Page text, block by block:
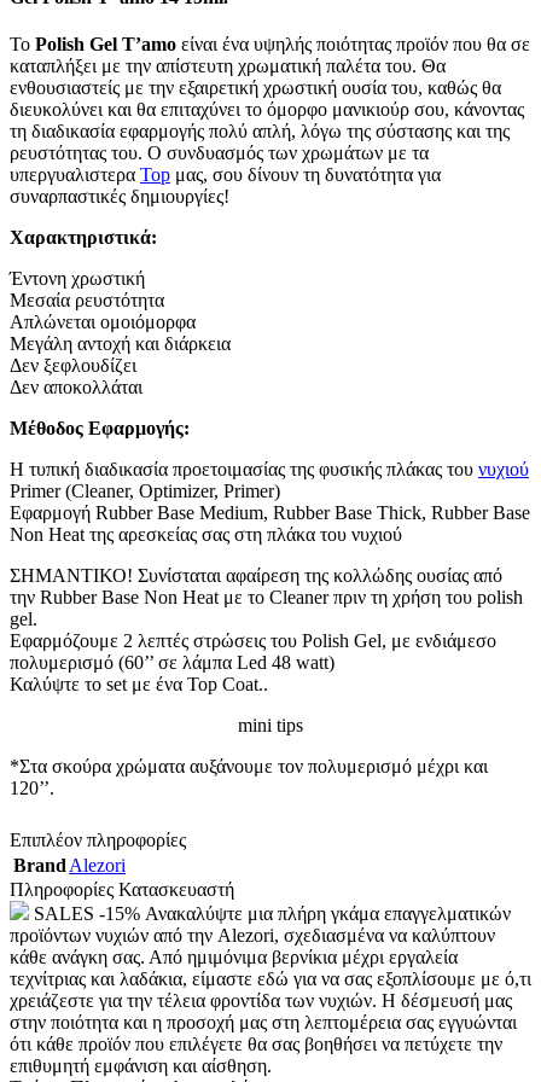
Το Polish Gel T’amo είναι ένα υψηλής ποιότητας προϊόν που θα σε
καταπλήξει με την απίστευτη χρωματική παλέτα του. Θα
ενθουσιαστείς με την εξαιρετική χρωστική ουσία του, καθώς θα
διευκολύνει και θα επιταχύνει το όμορφο μανικιούρ σου, κάνοντας
τη διαδικασία εφαρμογής πολύ απλή, λόγω της σύστασης και της
ρευστότητας του. Ο συνδυασμός των χρωμάτων με τα
υπεργυαλιστερα Top μας, σου δίνουν τη δυνατότητα για
συναρπαστικές δημιουργίες!
Χαρακτηριστικά:
Έντονη χρωστική
Μεσαία ρευστότητα
Απλώνεται ομοιόμορφα
Μεγάλη αντοχή και διάρκεια
Δεν ξεφλουδίζει
Δεν αποκολλάται
Μέθοδος Εφαρμογής:
Η τυπική διαδικασία προετοιμασίας της φυσικής πλάκας του νυχιού
Primer (Cleaner, Optimizer, Primer)
Εφαρμογή Rubber Base Medium, Rubber Base Thick, Rubber Base
Non Heat της αρεσκείας σας στη πλάκα του νυχιού
ΣΗΜΑΝΤΙΚΟ! Συνίσταται αφαίρεση της κολλώδης ουσίας από
την Rubber Base Non Heat με το Cleaner πριν τη χρήση του polish
gel.
Εφαρμόζουμε 2 λεπτές στρώσεις του Polish Gel, με ενδιάμεσο
πολυμερισμό (60’’ σε λάμπα Led 48 watt)
Καλύψτε το set με ένα Top Coat..
mini tips
*Στα σκούρα χρώματα αυξάνουμε τον πολυμερισμό μέχρι και
120’’.
Επιπλέον πληροφορίες
Brand Alezori
Πληροφορίες Κατασκευαστή
SALES -15% Ανακαλύψτε μια πλήρη γκάμα επαγγελματικών
προϊόντων νυχιών από την Alezori, σχεδιασμένα να καλύπτουν
κάθε ανάγκη σας. Από ημιμόνιμα βερνίκια μέχρι εργαλεία
τεχνίτριας και λαδάκια, είμαστε εδώ για να σας εξοπλίσουμε με ό,τι
χρειάζεστε για την τέλεια φροντίδα των νυχιών. Η δέσμευσή μας
στην ποιότητα και η προσοχή μας στη λεπτομέρεια σας εγγυώνται
ότι κάθε προϊόν που επιλέγετε θα σας βοηθήσει να πετύχετε την
επιθυμητή εμφάνιση και αίσθηση.